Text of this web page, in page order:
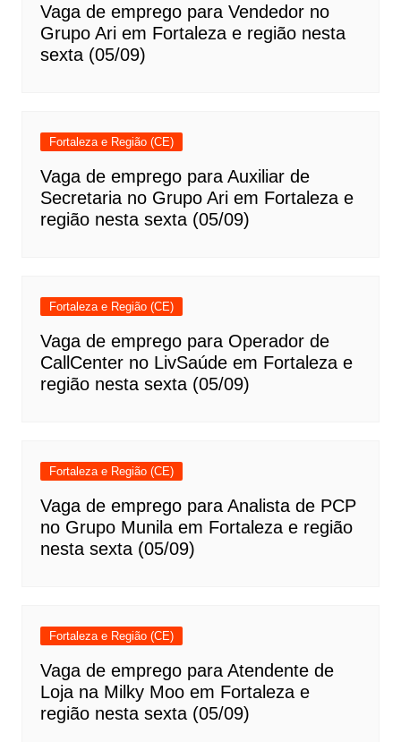
Vaga de emprego para Vendedor no
Grupo Ari em Fortaleza e região nesta
sexta (05/09)
Fortaleza e Região (CE)
Vaga de emprego para Auxiliar de
Secretaria no Grupo Ari em Fortaleza e
região nesta sexta (05/09)
Fortaleza e Região (CE)
Vaga de emprego para Operador de
CallCenter no LivSaúde em Fortaleza e
região nesta sexta (05/09)
Fortaleza e Região (CE)
Vaga de emprego para Analista de PCP
no Grupo Munila em Fortaleza e região
nesta sexta (05/09)
Fortaleza e Região (CE)
Vaga de emprego para Atendente de
Loja na Milky Moo em Fortaleza e
região nesta sexta (05/09)